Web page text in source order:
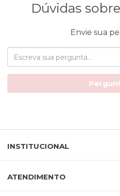
Dúvidas
Envie sua
INSTITUCIONAL
ATENDIMENTO